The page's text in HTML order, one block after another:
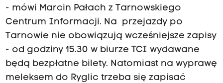
- mówi Marcin Pałach z Tarnowskiego
Centrum Informacji. Na przejazdy po
Tarnowie nie obowiązują wcześniejsze zapisy
- od godziny 15.30 w biurze TCI wydawane
będą bezpłatne bilety. Natomiast na wyprawę
meleksem do Ryglic trzeba się zapisać